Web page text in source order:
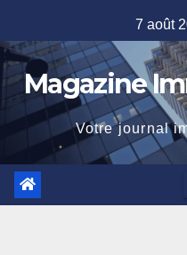
to
content
7 août
Magazine
Votre journal